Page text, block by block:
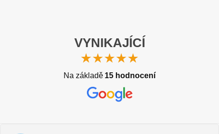
VYNIKAJÍCÍ
★★★★★
Na základě 15 hodnocení